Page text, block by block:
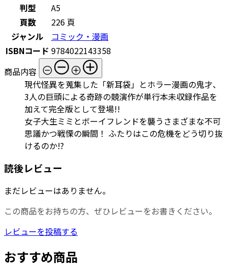
判型
A5
頁数
226 頁
ジャンル
コミック・漫画
ISBNコード 9784022143358
商品内容
現代怪異を蒐集した「新耳袋」とホラー漫画の鬼才、
3人の巨頭による奇跡の競演作が単行本未収録作品を
加えて完全版として登場!!
女子大生ミミとボーイフレンドを襲うさまざまな不可
思議かつ戦慄の瞬間！ ふたりはこの危機をどう切り抜
けるのか!?
読後レビュー
まだレビューはありません。
この商品をお持ちの方、ぜひレビューをお書きください。
レビューを投稿する
おすすめ商品